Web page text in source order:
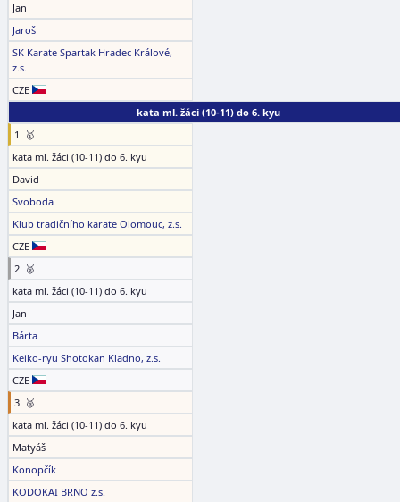
Jan
Jaroš
SK Karate Spartak Hradec Králové,
z.s.
CZE
kata ml. žáci (10-11) do 6. kyu
1. 🥇
kata ml. žáci (10-11) do 6. kyu
David
Svoboda
Klub tradičního karate Olomouc, z.s.
CZE
2. 🥈
kata ml. žáci (10-11) do 6. kyu
Jan
Bárta
Keiko-ryu Shotokan Kladno, z.s.
CZE
3. 🥉
kata ml. žáci (10-11) do 6. kyu
Matyáš
Konopčík
KODOKAI BRNO z.s.